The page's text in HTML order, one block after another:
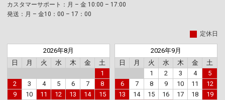
カスタマーサポート：月 – 金 10:00 – 17:00
発送：月 – 金10：00 – 17：00
定休日
2026年8月
日
月 火 水 木 金
土
1
2
3 4 5 6 7
8
9
10 11 12 13 14
15
2026年9月
日
月 火 水 木 金
土
1
2 3 4
5
6
7 8 9 10 11
12
13
14 15 16 17 18
19